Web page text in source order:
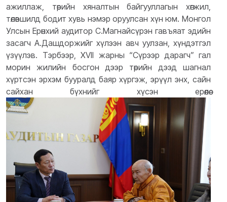
ажиллаж, төрийн хяналтын байгууллагын хөгжил,
төлөвшилд бодит хувь нэмэр оруулсан хүн юм. Монгол
Улсын Ерөнхий аудитор С.Магнайсүрэн гавъяат эдийн
засагч А.Дашдоржийг хүлээн авч уулзан, хүндэтгэл
үзүүлэв. Тэрбээр, XVII жарны “Сүрээр дарагч” гал
морин жилийн босгон дээр төрийн дээд шагнал
хүртсэн эрхэм бууралд баяр хүргэж, эрүүл энх, сайн
сайхан бүхнийг хүсэн ерөөлөө.